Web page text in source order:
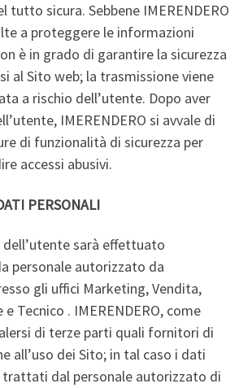
tutto sicura. Sebbene IMERENDERO
a proteggere le informazioni
è in grado di garantire la sicurezza
al Sito web; la trasmissione viene
a rischio dell’utente. Dopo aver
IMERENDERO si avvale di
di funzionalità di sicurezza per
accessi abusivi.
PERSONALI
dell’utente sarà effettuato
personale autorizzato da
gli uffici Marketing, Vendita,
Tecnico . IMERENDERO, come
di terze parti quali fornitori di
all’uso dei Sito; in tal caso i dati
trattati dal personale autorizzato di